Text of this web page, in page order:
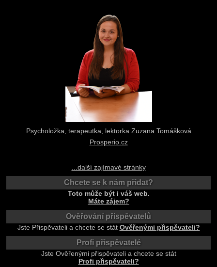
Psycholožka, terapeutka, lektorka Zuzana Tomášková
Prosperio.cz
...další zajímavé stránky
Chcete se k nám přidat?
Toto může být i váš web.
Máte zájem?
Ověřování přispěvatelů
Jste Přispěvateli a chcete se stát Ověřenými přispěvateli?
Profi přispěvatelé
Jste Ověřenými přispěvateli a chcete se stát
Profi přispěvateli?